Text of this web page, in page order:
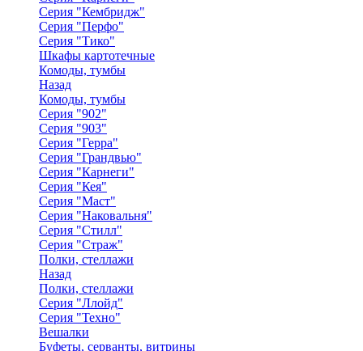
Серия "Кембридж"
Серия "Перфо"
Серия "Тико"
Шкафы картотечные
Комоды, тумбы
Назад
Комоды, тумбы
Серия "902"
Серия "903"
Серия "Герра"
Серия "Грандвью"
Серия "Карнеги"
Серия "Кея"
Серия "Маст"
Серия "Наковальня"
Серия "Стилл"
Серия "Страж"
Полки, стеллажи
Назад
Полки, стеллажи
Серия "Ллойд"
Серия "Техно"
Вешалки
Буфеты, серванты, витрины